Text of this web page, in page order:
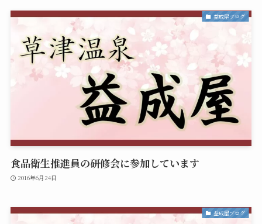
益成屋ブログ
食品衛生推進員の研修会に参加しています
2016年6月24日
益成屋ブログ